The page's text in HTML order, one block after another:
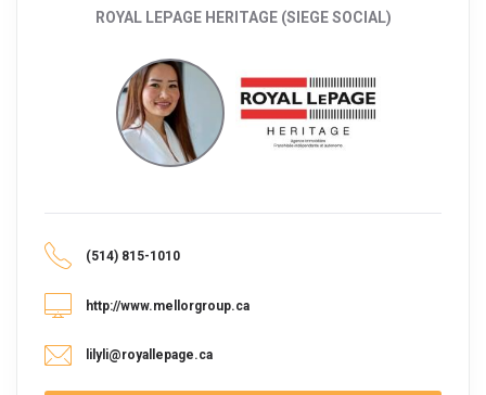
ROYAL LEPAGE HERITAGE (SIEGE SOCIAL)
(514) 815-1010
http://www.mellorgroup.ca
lilyli@royallepage.ca